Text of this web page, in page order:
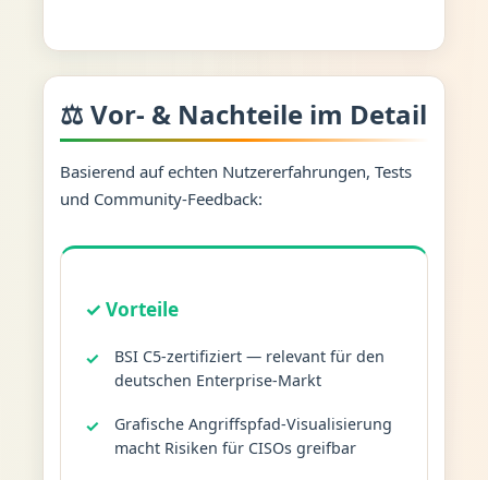
⚖️ Vor- & Nachteile im Detail
Basierend auf echten Nutzererfahrungen, Tests
und Community-Feedback:
✓ Vorteile
BSI C5-zertifiziert — relevant für den
deutschen Enterprise-Markt
Grafische Angriffspfad-Visualisierung
macht Risiken für CISOs greifbar